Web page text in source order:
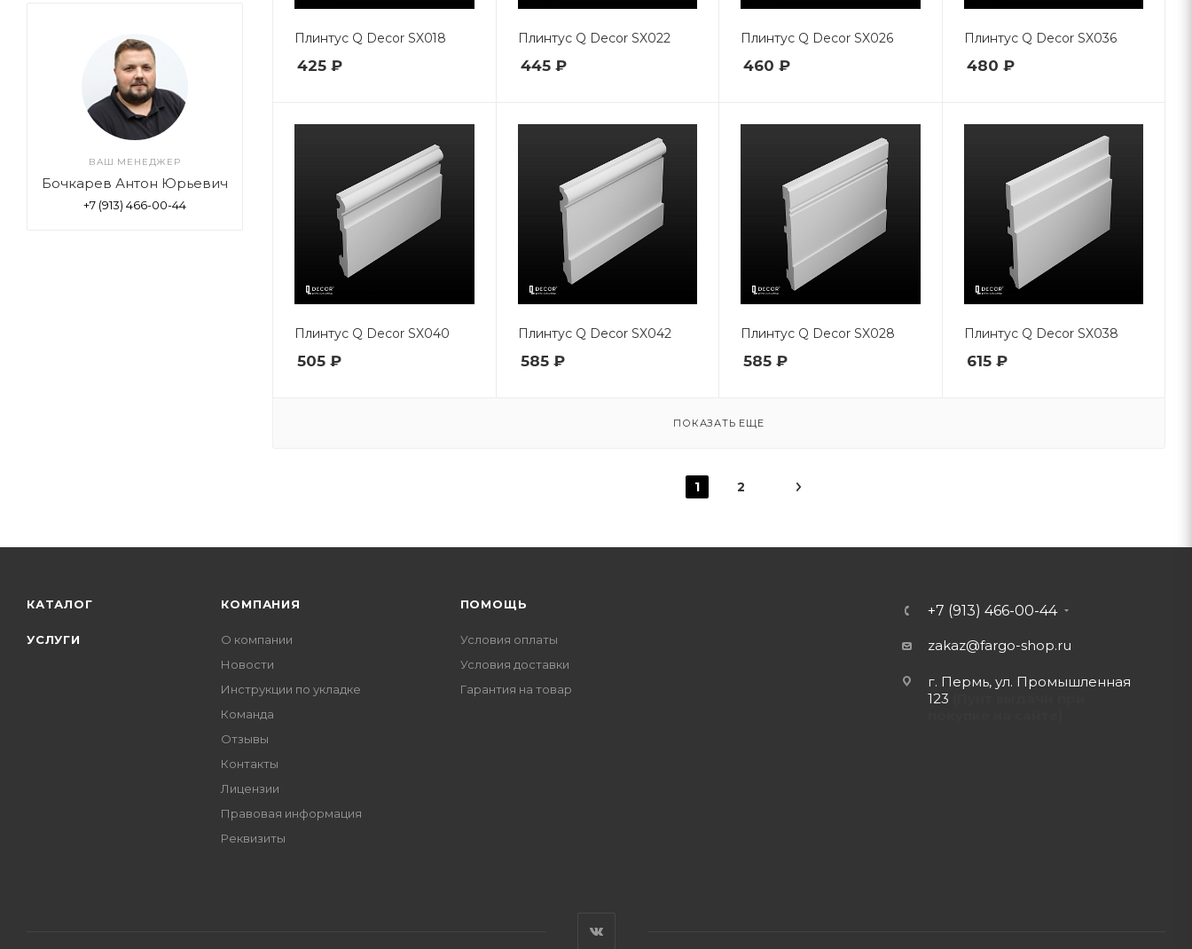
Плинтус Q Decor SX018
425 ₽
Плинтус Q Decor SX022
445 ₽
Плинтус Q Decor SX026
460 ₽
Плинтус Q Decor SX036
480 ₽
Плинтус Q Decor SX040
505 ₽
Плинтус Q Decor SX042
585 ₽
Плинтус Q Decor SX028
585 ₽
Плинтус Q Decor SX038
615 ₽
ПОКАЗАТЬ ЕЩЕ
1 2
ВАШ МЕНЕДЖЕР
Бочкарев Антон Юрьевич
+7 (913) 466-00-44
КАТАЛОГ
УСЛУГИ
КОМПАНИЯ
О компании
Новости
Инструкции по укладке
Команда
Отзывы
Контакты
Лицензии
Правовая информация
Реквизиты
ПОМОЩЬ
Условия оплаты
Условия доставки
Гарантия на товар
+7 (913) 466-00-44
zakaz@fargo-shop.ru
г. Пермь, ул. Промышленная
123